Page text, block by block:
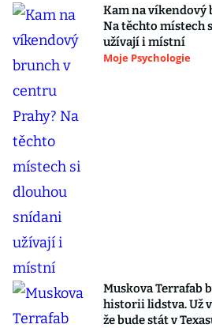
Kam na víkendový
Na těchto místech
užívají i místní
Moje Psychologie
Muskova Terrafab
historii lidstva. Už
že bude stát v